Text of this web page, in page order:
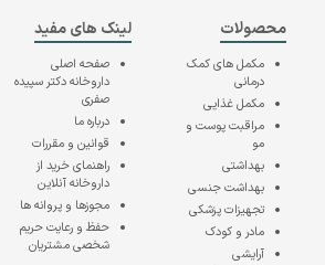
محصولات
مکمل های کمک
درمانی
مکمل غذایی
مراقبت پوست و
مو
بهداشتی
بهداشت جنسی
تجهیزات پزشکی
مادر و کودک
آرایشی
لینک های مفید
صفحه اصلی
داروخانه دکتر سپیده
صفری
درباره ما
قوانین و مقررات
راهنمای خرید از
داروخانه آنلاین
مجوزها و پروانه ها
حفظ و رعایت حریم
شخصی مشتریان